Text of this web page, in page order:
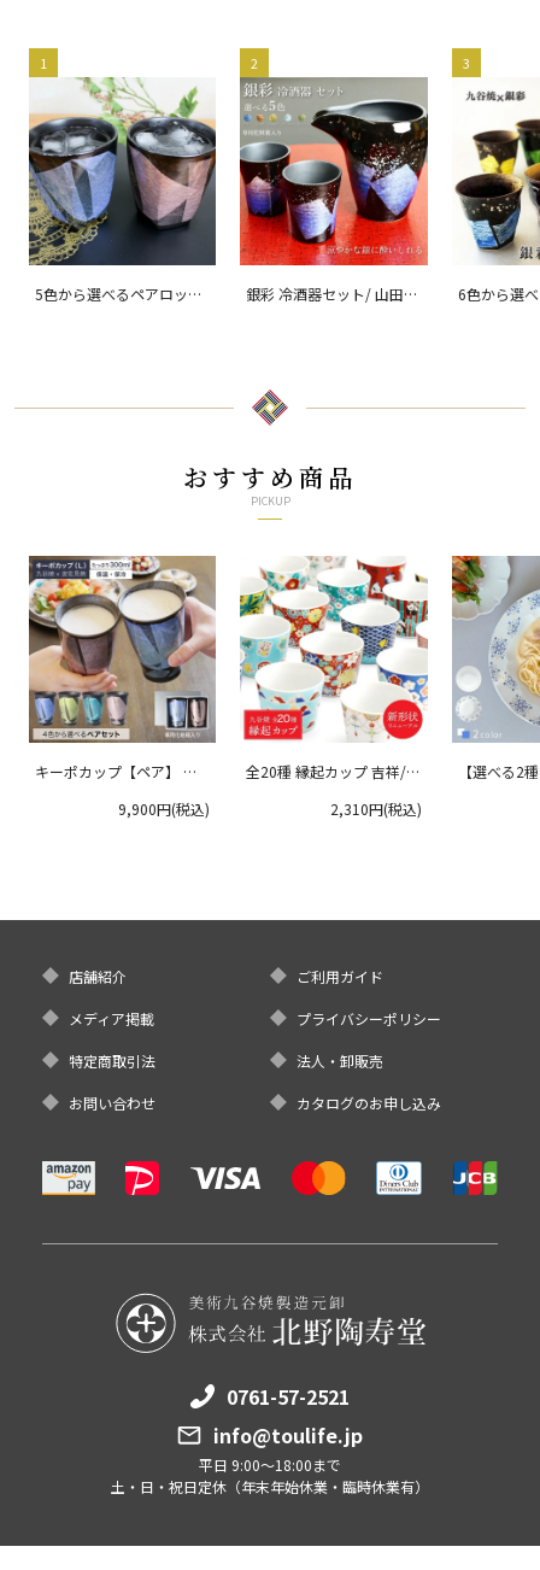
1
5色から選べるペアロック
2
銀彩 冷酒器セット/ 山田
3
6色から選
おすすめ商品
PICKUP
キーポカップ【ペア】 ラ
9,900円(税込)
全20種 縁起カップ 吉祥/青
2,310円(税込)
【選べる2
店舗紹介 ご利用ガイド
メディア掲載 プライバシーポリシー
特定商取引法 法人・卸販売
お問い合わせ カタログのお申し込み
0761-57-2521
info@toulife.jp
平日 9:00～18:00まで
土・日・祝日定休（年末年始休業・臨時休業有）